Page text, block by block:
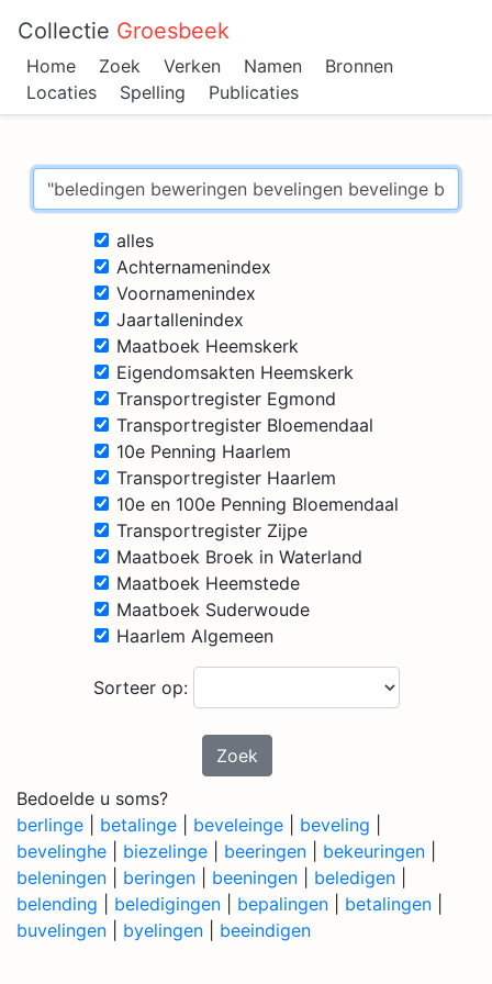
Collectie Groesbeek
Home Zoek Verken Namen
Bronnen
Locaties
Spelling Publicaties
alles
Achternamenindex
Voornamenindex
Jaartallenindex
Maatboek Heemskerk
Eigendomsakten Heemskerk
Transportregister Egmond
Transportregister Bloemendaal
10e Penning Haarlem
Transportregister Haarlem
10e en 100e Penning Bloemendaal
Transportregister Zijpe
Maatboek Broek in Waterland
Maatboek Heemstede
Maatboek Suderwoude
Haarlem Algemeen
Sorteer op:
Zoek
Bedoelde u soms?
berlinge
betalinge beveleinge beveling
bevelinghe
biezelinge beeringen bekeuringen
beleningen
beringen beeningen beledigen
belending
beledigingen bepalingen betalingen
buvelingen
byelingen beeindigen